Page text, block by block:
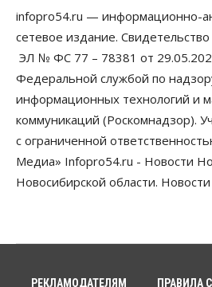
Бизнес Общество
Самые популярные
предпринимателей сферы
Новосибирске
05 Августа 2026, 16:00
Недвижимость
Летний марафон скидок в ГК
августа
05 Августа 2026, 15:55
05 Августа 2026, 15:30
infopro54.ru — информационно-
сетевое издание.
ЭЛ № ФС 77 – 78381 от
Федеральной службой по
информационных технологий и
коммуникаций (Роскомнадзор).
с ограниченной
Медиа» Infopro54.ru - Новости
Новосибирской области.
РЕКЛАМОДАТЕЛЯМ ПРАВИЛА